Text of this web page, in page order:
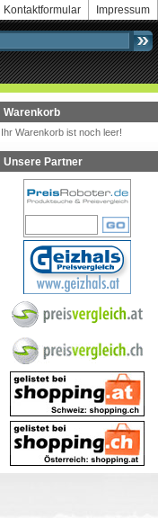
Kontaktformular Impressum
Warenkorb
Ihr Warenkorb ist noch leer!
Unsere Partner